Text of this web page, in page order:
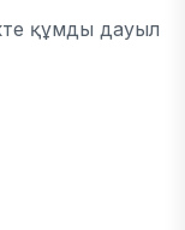
құмды дауыл